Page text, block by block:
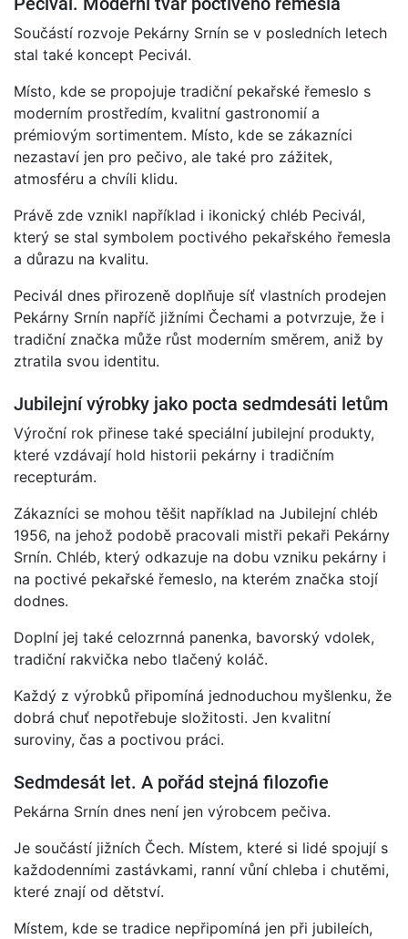
Součástí rozvoje Pekárny Srnín se v posledních letech
stal také koncept Pecivál.
Místo, kde se propojuje tradiční pekařské řemeslo s
moderním prostředím, kvalitní gastronomií a
prémiovým sortimentem. Místo, kde se zákazníci
nezastaví jen pro pečivo, ale také pro zážitek,
atmosféru a chvíli klidu.
Právě zde vznikl například i ikonický chléb Pecivál,
který se stal symbolem poctivého pekařského řemesla
a důrazu na kvalitu.
Pecivál dnes přirozeně doplňuje síť vlastních prodejen
Pekárny Srnín napříč jižními Čechami a potvrzuje, že i
tradiční značka může růst moderním směrem, aniž by
ztratila svou identitu.
Jubilejní výrobky jako pocta sedmdesáti letům
Výroční rok přinese také speciální jubilejní produkty,
které vzdávají hold historii pekárny i tradičním
recepturám.
Zákazníci se mohou těšit například na Jubilejní chléb
1956, na jehož podobě pracovali mistři pekaři Pekárny
Srnín. Chléb, který odkazuje na dobu vzniku pekárny i
na poctivé pekařské řemeslo, na kterém značka stojí
dodnes.
Doplní jej také celozrnná panenka, bavorský vdolek,
tradiční rakvička nebo tlačený koláč.
Každý z výrobků připomíná jednoduchou myšlenku, že
dobrá chuť nepotřebuje složitosti. Jen kvalitní
suroviny, čas a poctivou práci.
Sedmdesát let. A pořád stejná filozofie
Pekárna Srnín dnes není jen výrobcem pečiva.
Je součástí jižních Čech. Místem, které si lidé spojují s
každodenními zastávkami, ranní vůní chleba i chutěmi,
které znají od dětství.
Místem, kde se tradice nepřipomíná jen při jubileích,